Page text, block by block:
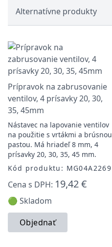
Alternatívne produkty
Prípravok na zabrusovanie
ventilov, 4 prísavky 20, 30,
35, 45mm
Nástavec na lapovanie ventilov
na použitie s vrtákmi a brúsnou
pastou. Má hriadeľ 8 mm, 4
prísavky 20, 30, 35, 45 mm.
Kód produktu: MG04A2269
Cena s DPH: 19,42 €
🟢 Skladom
Objednať